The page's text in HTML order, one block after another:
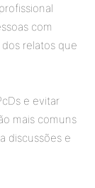
com
relatos que
e evitar
mais comuns
discussões e